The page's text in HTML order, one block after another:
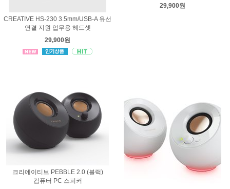
CREATIVE HS-230 3.5mm/USB-A 유선
연결 지원 업무용 헤드셋
29,900원
29,900원
크리에이티브 PEBBLE 2.0 (블랙)
컴퓨터 PC 스피커